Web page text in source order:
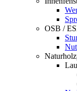
OSB /